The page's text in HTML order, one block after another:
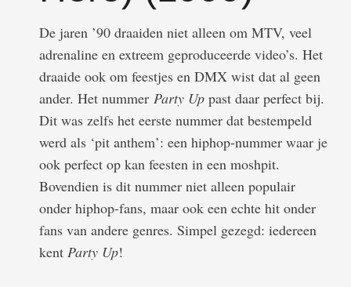
De jaren ’90 draaiden niet alleen om MTV, veel
adrenaline en extreem geproduceerde video’s. Het
draaide ook om feestjes en DMX wist dat al geen
ander. Het nummer Party Up past daar perfect bij.
Dit was zelfs het eerste nummer dat bestempeld
werd als ‘pit anthem’: een hiphop-nummer waar je
ook perfect op kan feesten in een moshpit.
Bovendien is dit nummer niet alleen populair
onder hiphop-fans, maar ook een echte hit onder
fans van andere genres. Simpel gezegd: iedereen
kent Party Up!